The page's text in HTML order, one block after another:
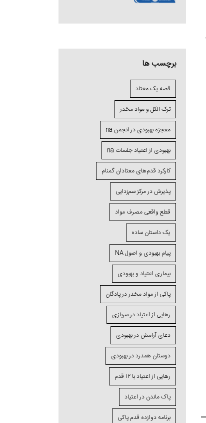
برچسب ها
قصه یک معتاد
ترک الکل و مواد مخدر
معجزه بهبودی در انجمن na
بهبودی از اعتیاد جلسات na
کارکرد قدم‌های معتادان گمنام
پذیرش در مرکز سم‌زدایی
قطع واقعی مصرف مواد
یک داستان ساده
پیام بهبودی و اصول NA
بیماری اعتیاد و بهبودی
پاکی از مواد مخدر در پادگان
رهایی از اعتیاد در سربازی
دعای آرامش در بهبودی
دوستان همدرد در بهبودی
رهایی از اعتیاد با ۱۲ قدم
پاک ماندن در اعتیاد
برنامه دوازده قدم پاکی